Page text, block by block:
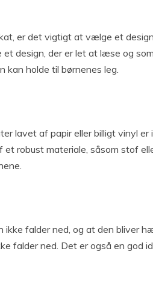
er det vigtigt at vælge et
design, der er let at læse og
kan holde til børnenes leg.
lavet af papir eller billigt vinyl er
robust materiale, såsom stof
falder ned, og at den bliver
falder ned. Det er også en god